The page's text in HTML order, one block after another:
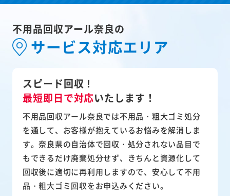
不用品回収アール奈良の
サービス対応エリア
スピード回収！
最短即日で対応いたします！
不用品回収アール奈良では不用品・粗大ゴミ処分
を通して、お客様が抱えているお悩みを解消しま
す。奈良県の自治体で回収・処分されない品目で
もできるだけ廃棄処分せず、きちんと資源化して
回収後に適切に再利用しますので、安心して不用
品・粗大ゴミ回収をお申込みください。